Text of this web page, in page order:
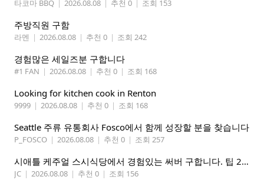
타코마 BBQ 2026.08.08 추천 0 조회 153
주방직원 구함
라멘 | 2026.08.08 | 추천 0 | 조회 242
경험많은 세일즈분 구합니다
#1 FAN | 2026.08.08 | 추천 0 | 조회 168
Looking for kitchen cook in Renton
9999 | 2026.08.08 | 추천 0 | 조회 168
Seattle 주류 유통회사 Fosco에서 함께 성장할 분을 찾습니다
P_FOSCO | 2026.08.08 | 추천 0 | 조회 257
시애틀 케주얼 스시식당에서 경험있는 써버 구합니다. 팁 200 이상
JC | 2026.08.08 | 추천 0 | 조회 156